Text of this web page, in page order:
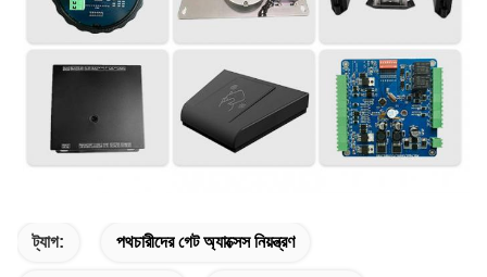
ট্যাগ: পথচারীদের গেট অ্যাক্সেস নিয়ন্ত্রণ